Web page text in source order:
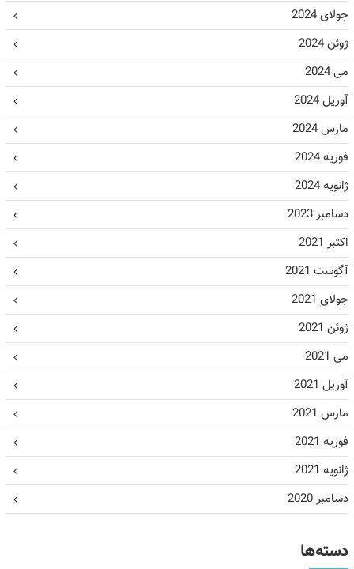
جولای 2024
ژوئن 2024
می 2024
آوریل 2024
مارس 2024
فوریه 2024
ژانویه 2024
دسامبر 2023
اکتبر 2021
آگوست 2021
جولای 2021
ژوئن 2021
می 2021
آوریل 2021
مارس 2021
فوریه 2021
ژانویه 2021
دسامبر 2020
دسته‌ها